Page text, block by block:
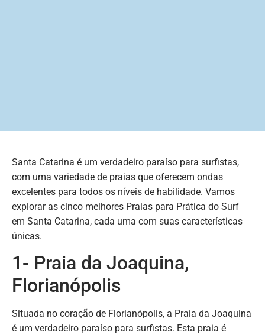
Santa Catarina é um verdadeiro paraíso para surfistas,
com uma variedade de praias que oferecem ondas
excelentes para todos os níveis de habilidade. Vamos
explorar as cinco melhores Praias para Prática do Surf
em Santa Catarina, cada uma com suas características
únicas.
1- Praia da Joaquina,
Florianópolis
Situada no coração de Florianópolis, a Praia da Joaquina
é um verdadeiro paraíso para surfistas. Esta praia é